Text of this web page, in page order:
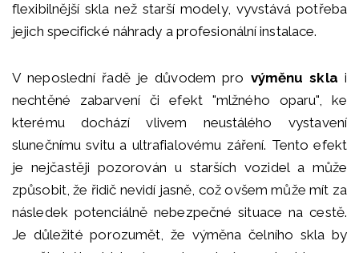
flexibilnější skla než starší modely, vyvstává potřeba
jejich specifické náhrady a profesionální instalace.
V neposlední řadě je důvodem pro výměnu skla i
nechtěné zabarvení či efekt "mlžného oparu", ke
kterému dochází vlivem neustálého vystavení
slunečnímu svitu a ultrafialovému záření. Tento efekt
je nejčastěji pozorován u starších vozidel a může
způsobit, že řidič nevidí jasně, což ovšem může mít za
následek potenciálně nebezpečné situace na cestě.
Je důležité porozumět, že výměna čelního skla by